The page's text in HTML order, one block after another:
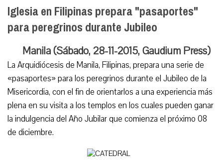
Iglesia en Filipinas prepara "pasaportes"
para peregrinos durante Jubileo
Manila (Sábado, 28-11-2015, Gaudium Press)
La Arquidiócesis de Manila, Filipinas, prepara una serie de
«pasaportes» para los peregrinos durante el Jubileo de la
Misericordia, con el fin de orientarlos a una experiencia más
plena en su visita a los templos en los cuales pueden ganar
la indulgencia del Año Jubilar que comienza el próximo 08
de diciembre.